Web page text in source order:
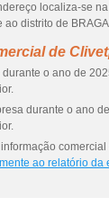
localiza-se
ao distrito de
de
o ano de
durante o ano
ao relatório da